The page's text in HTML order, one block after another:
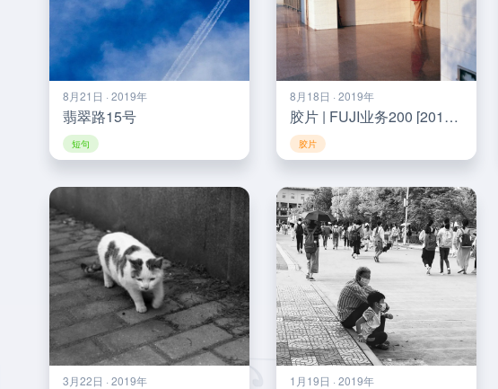
8月21日 · 2019年
翡翠路15号
短句
8月18日 · 2019年
胶片 | FUJI业务200 [201901]
胶片
3月22日 · 2019年 1月19日 · 2019年